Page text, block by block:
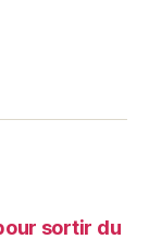
sortir du